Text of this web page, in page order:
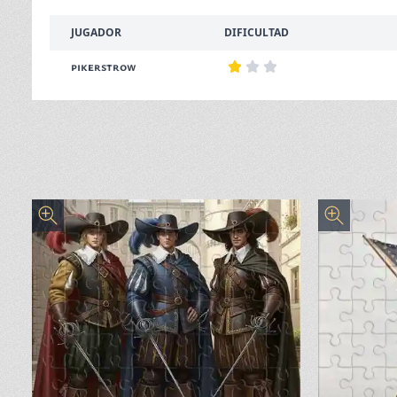
JUGADOR DIFICULTAD
pikerstrow